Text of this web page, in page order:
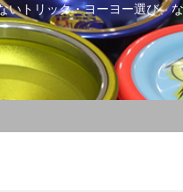
トリック・ヨーヨー選び、な